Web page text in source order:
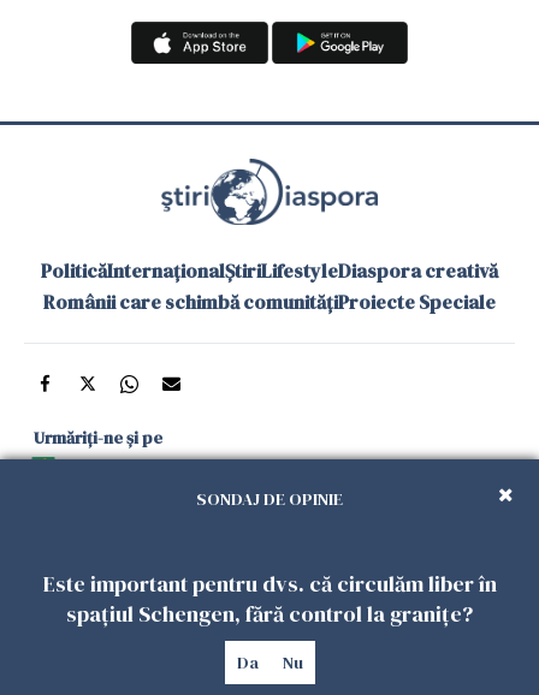
PoliticăInternaționalȘtiriLifestyleDiaspora creativă
Românii care schimbă comunitățiProiecte Speciale
Urmăriți-ne și pe
și în aplicațiile mobile
Politica de
confidențialitate
Politica
Cookies
Gestionați
Contact
Declarație de
accesibilitate
Copyright 2026. Toate drepturile rezervate.
SONDAJ DE OPINIE
Este important pentru dvs. că circulăm liber în
spațiul Schengen, fără control la granițe?
Da Nu